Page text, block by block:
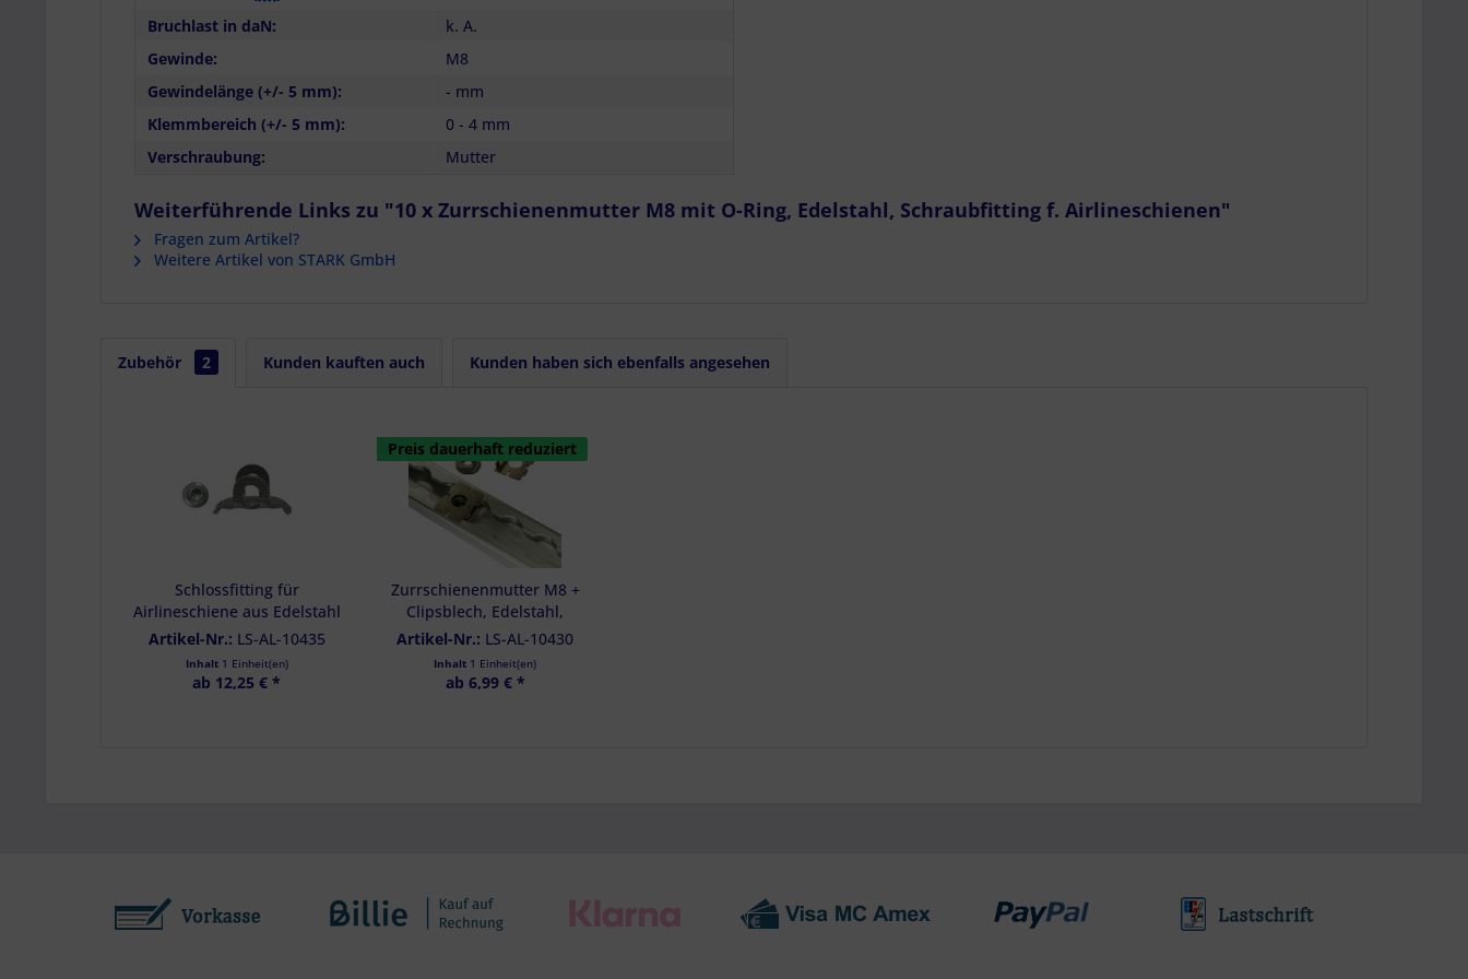
Bruchlast in daN:
k. A.
Gewinde:
M8
Gewindelänge (+/- 5 mm):
- mm
Klemmbereich (+/- 5 mm):
0 - 4 mm
Verschraubung:
Mutter
Weiterführende Links zu "10 x Zurrschienenmutter M8 mit O-Ring, Edelstahl, Schraubfitting f. Airlineschienen"
Fragen zum Artikel?
Weitere Artikel von STARK GmbH
Zubehör 2 Kunden kauften auch Kunden haben sich ebenfalls angesehen
Schlossfitting für
Airlineschiene aus Edelstahl
inkl. TORX Schraube,
Schlossplatte
Artikel-Nr.: LS-AL-10435
Inhalt 1 Einheit(en)
ab 12,25 € *
Preis dauerhaft reduziert
Zurrschienenmutter M8 +
Clipsblech, Edelstahl,
Schraubfitting f.
Airlineschienen
Artikel-Nr.: LS-AL-10430
Inhalt 1 Einheit(en)
ab 6,99 € *